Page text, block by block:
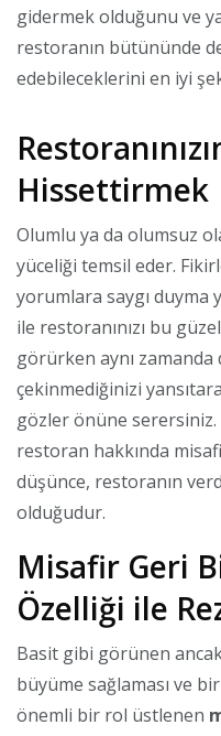
gidermek olduğunu ve
restoranın bütününde
edebileceklerini en iyi
Hissettirmek
Olumlu ya da olumsuz
yüceliği temsil eder.
yorumlara saygı duyma
ile restoranınızı bu
görürken aynı
çekinmediğinizi
gözler önüne
restoran hakkında
düşünce, restoranın
olduğudur.
Misafir Geri
Özelliği ile
Basit gibi görünen
büyüme sağlaması ve
önemli bir rol üstlenen